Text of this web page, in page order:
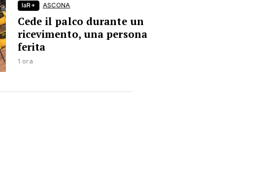
laR+ ASCONA
Cede il palco durante un
ricevimento, una persona
ferita
1 ora